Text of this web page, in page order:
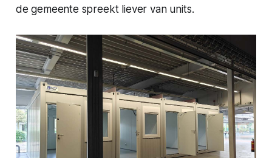
de gemeente spreekt liever van units.